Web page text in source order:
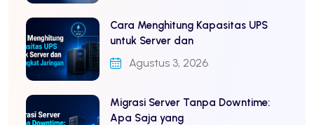
Cara Menghitung Kapasitas UPS
untuk Server dan
Agustus 3, 2026
Migrasi Server Tanpa Downtime:
Apa Saja yang